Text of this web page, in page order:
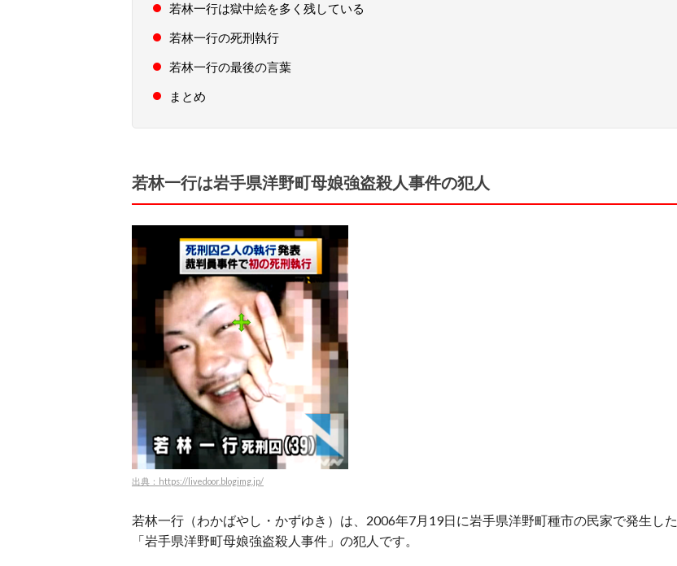
若林一行は獄中絵を多く残している
若林一行の死刑執行
若林一行の最後の言葉
まとめ
若林一行は岩手県洋野町母娘強盗殺人事件の犯人
出典：https://livedoor.blogimg.jp/
若林一行（わかばやし・かずゆき）は、2006年7月19日に岩手県洋野町種市の民家で発生した
「岩手県洋野町母娘強盗殺人事件」の犯人です。